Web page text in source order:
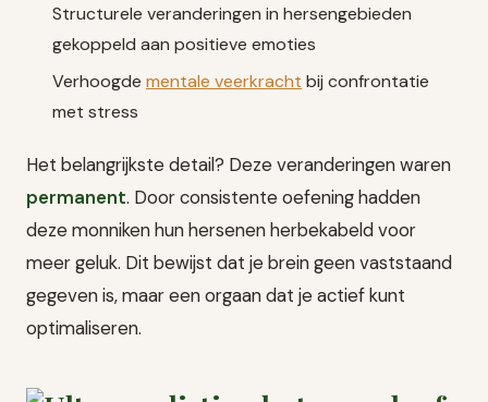
Structurele veranderingen in hersengebieden
gekoppeld aan positieve emoties
Verhoogde mentale veerkracht bij confrontatie
met stress
Het belangrijkste detail? Deze veranderingen waren
permanent. Door consistente oefening hadden
deze monniken hun hersenen herbekabeld voor
meer geluk. Dit bewijst dat je brein geen vaststaand
gegeven is, maar een orgaan dat je actief kunt
optimaliseren.